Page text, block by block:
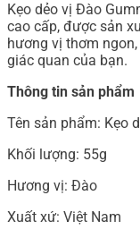
Kẹo dẻo vị Đào
cao cấp, được sản
hương vị thơm
giác quan của bạn.
Thông tin sản phẩm
Tên sản phẩm: Kẹo
Khối lượng: 55g
Hương vị: Đào
Xuất xứ: Việt Nam